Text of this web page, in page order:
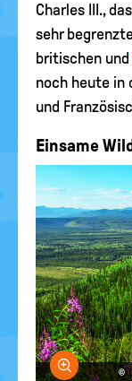
Charles III.,
sehr
britischen und
noch heute in
und
Einsame
Bild
©